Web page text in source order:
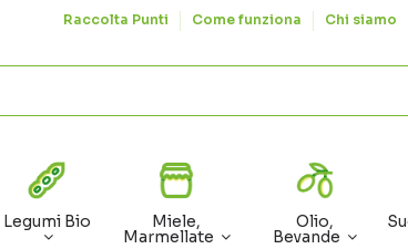
Raccolta Punti Come funziona Chi siamo
Legumi Bio Miele,
Marmellate
Olio,
Bevande